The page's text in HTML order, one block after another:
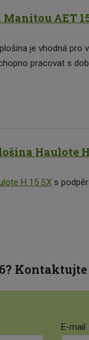
AET
je vhodná pro
pracovat s
Haulote H
H 15 SX s
Kontaktujte
E-mail